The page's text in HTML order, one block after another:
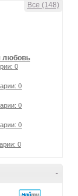
Все (148)
любовь
0
0
0
0
0
-